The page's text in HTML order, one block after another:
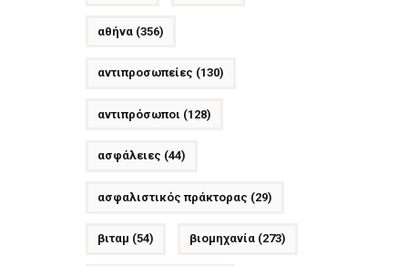
αθήνα(356)
αντιπροσωπείες (130)
αντιπρόσωποι (128)
ασφάλειες (44)
ασφαλιστικός πράκτορας (29)
βιταμ (54) βιομηχανία(273)